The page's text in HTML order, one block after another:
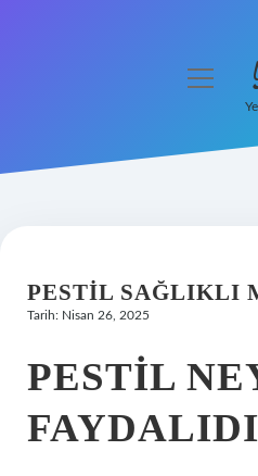
Hakkımızda
menüyü
PESTIL SAĞLIKLI
Tarih: Nisan 26, 2025
PESTIL